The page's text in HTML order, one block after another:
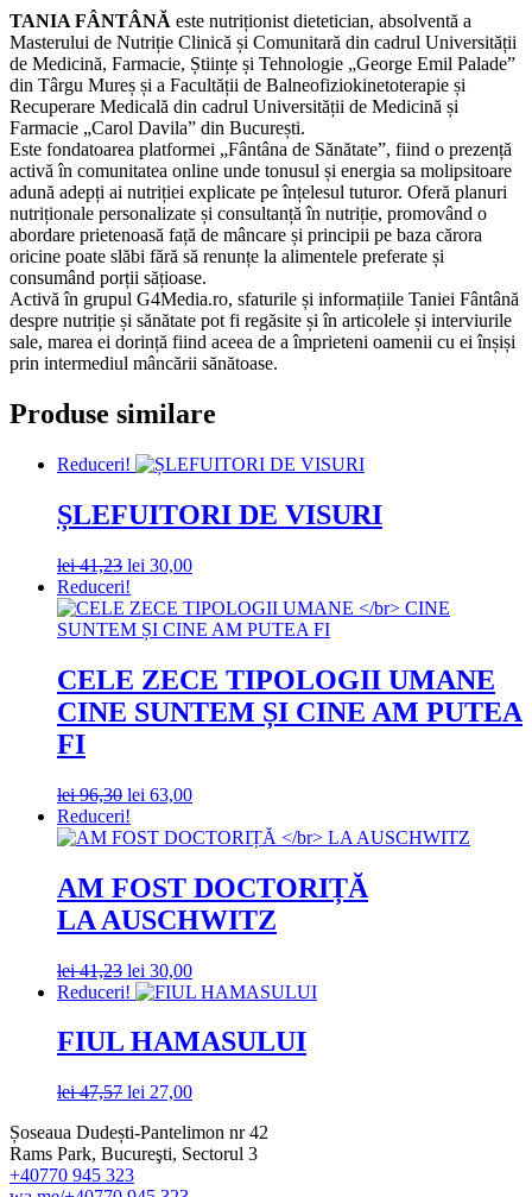
TANIA FÂNTÂNĂ este nutriționist dietetician, absolventă a
Masterului de Nutriție Clinică și Comunitară din cadrul Universității
de Medicină, Farmacie, Științe și Tehnologie „George Emil Palade”
din Târgu Mureș și a Facultății de Balneofiziokinetoterapie și
Recuperare Medicală din cadrul Universității de Medicină și
Farmacie „Carol Davila” din București.
Este fondatoarea platformei „Fântâna de Sănătate”, fiind o prezență
activă în comunitatea online unde tonusul și energia sa molipsitoare
adună adepți ai nutriției explicate pe înțelesul tuturor. Oferă planuri
nutriționale personalizate și consultanță în nutriție, promovând o
abordare prietenoasă față de mâncare și principii pe baza cărora
oricine poate slăbi fără să renunțe la alimentele preferate și
consumând porții sățioase.
Activă în grupul G4Media.ro, sfaturile și informațiile Taniei Fântână
despre nutriție și sănătate pot fi regăsite și în articolele și interviurile
sale, marea ei dorință fiind aceea de a împrieteni oamenii cu ei înșiși
prin intermediul mâncării sănătoase.
Produse similare
Reduceri!
ȘLEFUITORI DE VISURI
lei41,23 Prețul
inițial
a
fost:
lei 30,00Prețul
este:
lei 30,00.
Reduceri!
CELE ZECE TIPOLOGII UMANE
CINE SUNTEM ȘI CINE AM PUTEA
FI
lei96,30 Prețul
inițial
a
lei 96,30.
lei 63,00Prețul
este:
Reduceri!
AM FOST DOCTORIȚĂ
LA AUSCHWITZ
lei41,23 Prețul
inițial
fost:
lei 41,23.
lei 30,00Prețul
curent
lei 30,00.
Reduceri!
FIUL HAMASULUI
lei47,57 Prețul
a
fost:
lei 47,57.
lei 27,00Prețul
este:
lei 27,00.
Șoseaua Dudești-Pantelimon nr 42
Rams Park, Bucureşti, Sectorul 3
+40770 945 323